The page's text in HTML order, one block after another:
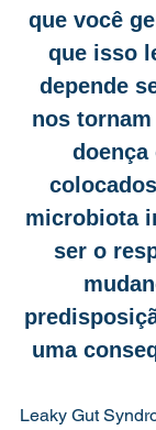
que você
que isso
depende
nos
doença
microbiota
ser o
uma
Leaky Gut